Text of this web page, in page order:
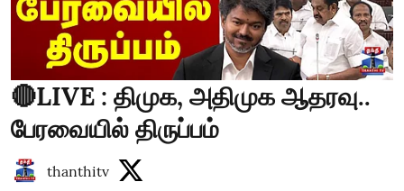
🔴LIVE : திமுக, அதிமுக ஆதரவு..
பேரவையில் திருப்பம்
thanthitv